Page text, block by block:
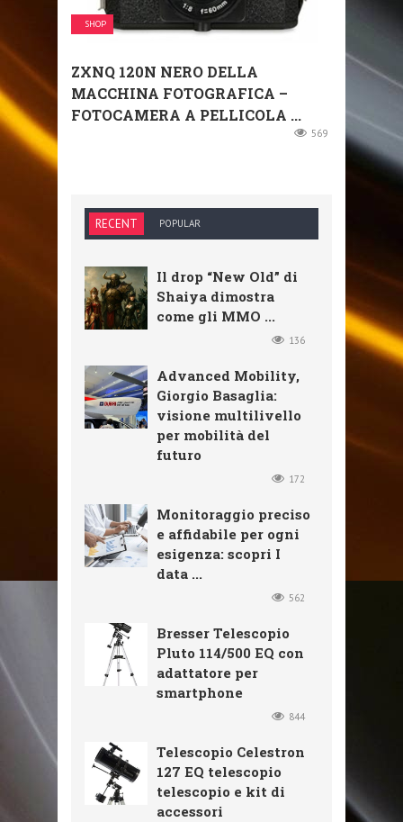
SHOP
ZXNQ 120N NERO DELLA
MACCHINA FOTOGRAFICA –
FOTOCAMERA A PELLICOLA ...
569
RECENT POPULAR
Il drop “New Old” di
Shaiya dimostra
come gli MMO ...
136
Advanced Mobility,
Giorgio Basaglia:
visione multilivello
per mobilità del
futuro
172
Monitoraggio preciso
e affidabile per ogni
esigenza: scopri I
data ...
562
Bresser Telescopio
Pluto 114/500 EQ con
adattatore per
smartphone
844
Telescopio Celestron
127 EQ telescopio
telescopio e kit di
accessori